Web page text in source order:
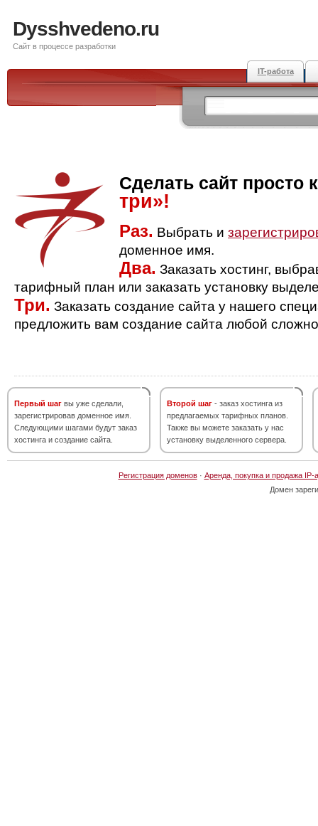
Dysshvedeno.ru
Сайт в процессе разработки
IT-работа
Сделать сайт просто
три»!
Раз. Выбрать и
доменное имя.
Два. Заказать хостинг,
тарифный план или заказать установку
Три. Заказать создание сайта у нашего
предложить вам создание сайта любой
Первый шаг вы уже сделали,
зарегистрировав доменное имя.
Следующими шагами будут заказ
хостинга и создание сайта.
Второй шаг - заказ хостинга из
предлагаемых тарифных планов.
Также вы можете заказать у нас
установку выделенного сервера.
Регистрация доменов· Аренда, покупка и продажа IP-
Домен